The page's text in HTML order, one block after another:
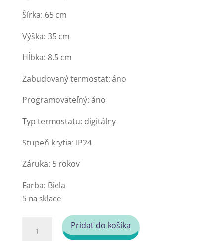
Šírka: 65 cm
Výška: 35 cm
Hĺbka: 8.5 cm
Zabudovaný termostat: áno
Programovateľný: áno
Typ termostatu: digitálny
Stupeň krytia: IP24
Záruka: 5 rokov
Farba: Biela
5 na sklade
Konvektor
Pridať do košíka